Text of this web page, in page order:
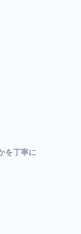
を丁寧に